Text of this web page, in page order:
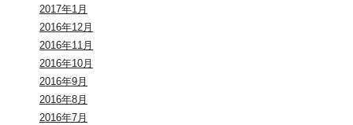
2017年1月
2016年12月
2016年11月
2016年10月
2016年9月
2016年8月
2016年7月